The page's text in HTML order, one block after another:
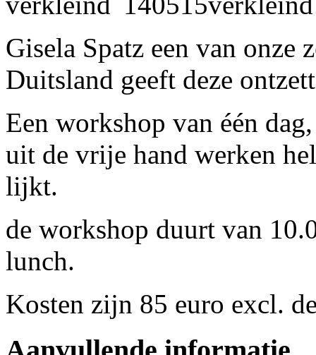
Gisela Spatz een van onze
Duitsland geeft deze
Een workshop van één
uit de vrije hand werken
lijkt.
de workshop duurt van
lunch.
Kosten zijn 85 euro excl.